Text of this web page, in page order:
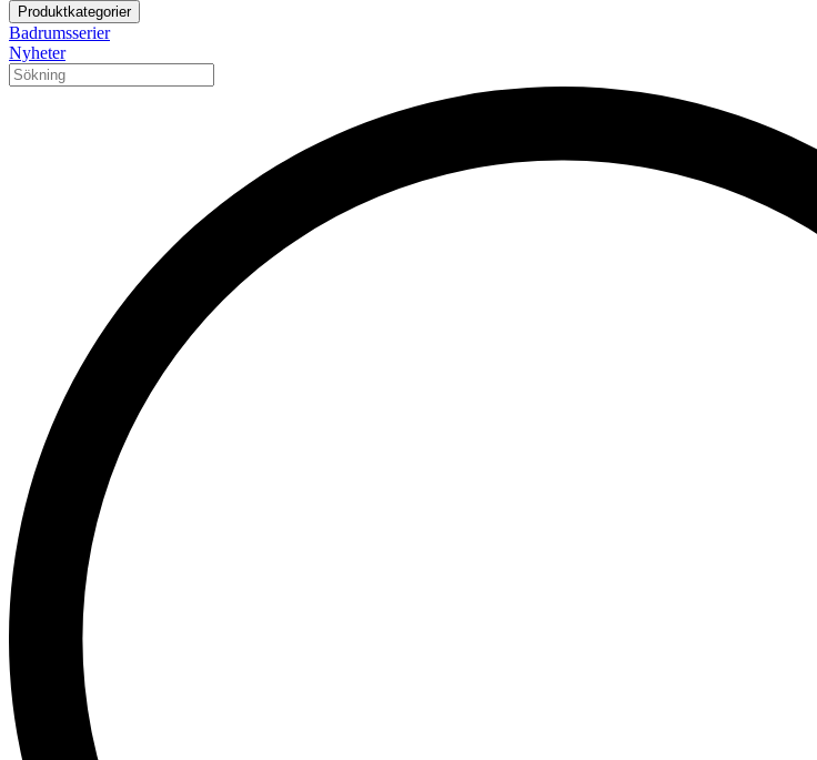
Produktkategorier
Badrumsserier
Nyheter